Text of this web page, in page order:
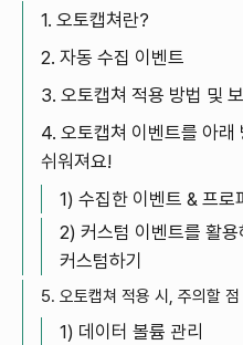
1. 오토캡쳐란?
2. 자동 수집 이벤트
3. 오토캡쳐 적용 방법 및
4. 오토캡쳐 이벤트를 아래
쉬워져요!
1) 수집한 이벤트 & 프로
2) 커스텀 이벤트를 활
커스텀하기
5. 오토캡쳐 적용 시, 주의할 점
1) 데이터 볼륨 관리